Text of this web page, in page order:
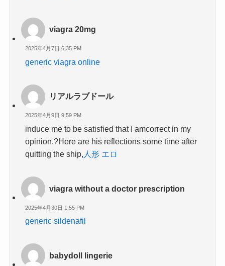
viagra 20mg
2025年4月7日 6:35 PM
generic viagra online
リアルラブドール
2025年4月9日 9:59 PM
induce me to be satisfied that I amcorrect in my
opinion.?Here are his reflections some time after
quitting the ship, 人形 エロ
viagra without a doctor prescription
2025年4月30日 1:55 PM
generic sildenafil
babydoll lingerie